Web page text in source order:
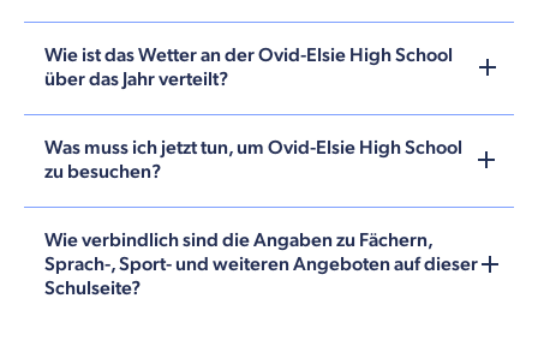
Wie ist das Wetter an der Ovid-Elsie High School
über das Jahr verteilt?
Was muss ich jetzt tun, um Ovid-Elsie High School
zu besuchen?
Wie verbindlich sind die Angaben zu Fächern,
Sprach-, Sport- und weiteren Angeboten auf dieser
Schulseite?